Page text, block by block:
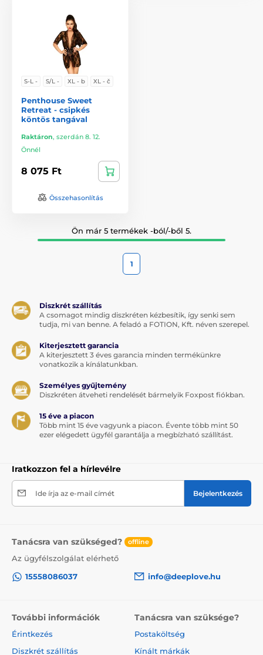
S-L - S/L - XL - b XL - č
Penthouse Sweet
Retreat - csipkés
köntös tangával
Raktáron, szerdán 8. 12.
Önnél
8 075 Ft
Összehasonlítás
Ön már 5 termékek -ból/-ből 5.
1
Diszkrét szállítás
A csomagot mindig diszkréten kézbesítik, így senki sem
tudja, mi van benne. A feladó a FOTION, Kft. néven szerepel.
Kiterjesztett garancia
A kiterjesztett 3 éves garancia minden termékünkre
vonatkozik a kínálatunkban.
Személyes gyűjtemény
Diszkréten átveheti rendelését bármelyik Foxpost fiókban.
15 éve a piacon
Több mint 15 éve vagyunk a piacon. Évente több mint 50
ezer elégedett ügyfél garantálja a megbízható szállítást.
Iratkozzon fel a hírlevélre
Ide írja az e-mail címét Bejelentkezés
Tanácsra van szükséged? offline
Az ügyfélszolgálat elérhető
15558086037
info@deeplove.hu
További információk
Érintkezés
Diszkrét szállítás
Tanácsra van szüksége?
Postaköltség
Kínált márkák